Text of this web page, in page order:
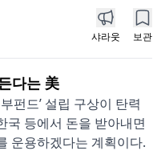
샤라웃 보관
다는 美
펀드’ 설립 구상이 탄력
국 등에서 돈을 받아내면
운용하겠다는 계획이다.